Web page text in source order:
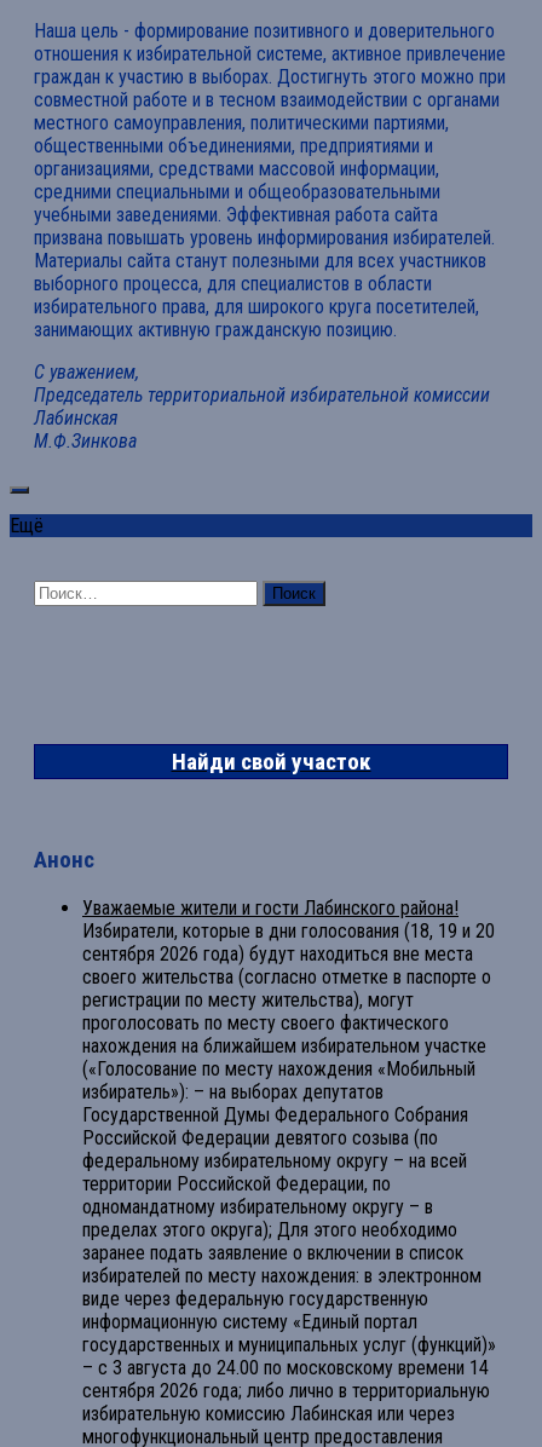
Наша цель - формирование позитивного и доверительного
отношения к избирательной системе, активное привлечение
граждан к участию в выборах. Достигнуть этого можно при
совместной работе и в тесном взаимодействии с органами
местного самоуправления, политическими партиями,
общественными объединениями, предприятиями и
организациями, средствами массовой информации,
средними специальными и общеобразовательными
учебными заведениями. Эффективная работа сайта
призвана повышать уровень информирования избирателей.
Материалы сайта станут полезными для всех участников
выборного процесса, для специалистов в области
избирательного права, для широкого круга посетителей,
занимающих активную гражданскую позицию.
С уважением,
Председатель территориальной избирательной комиссии
Лабинская
М.Ф.Зинкова
Ещё
Найти:
Найди свой участок
Анонс
Уважаемые жители и гости Лабинского района!
Избиратели, которые в дни голосования (18, 19 и 20
сентября 2026 года) будут находиться вне места
своего жительства (согласно отметке в паспорте о
регистрации по месту жительства), могут
проголосовать по месту своего фактического
нахождения на ближайшем избирательном участке
(«Голосование по месту нахождения «Мобильный
избиратель»): – на выборах депутатов
Государственной Думы Федерального Собрания
Российской Федерации девятого созыва (по
федеральному избирательному округу – на всей
территории Российской Федерации, по
одномандатному избирательному округу – в
пределах этого округа); Для этого необходимо
заранее подать заявление о включении в список
избирателей по месту нахождения: в электронном
виде через федеральную государственную
информационную систему «Единый портал
государственных и муниципальных услуг (функций)»
– с 3 августа до 24.00 по московскому времени 14
сентября 2026 года; либо лично в территориальную
избирательную комиссию Лабинская или через
многофункциональный центр предоставления